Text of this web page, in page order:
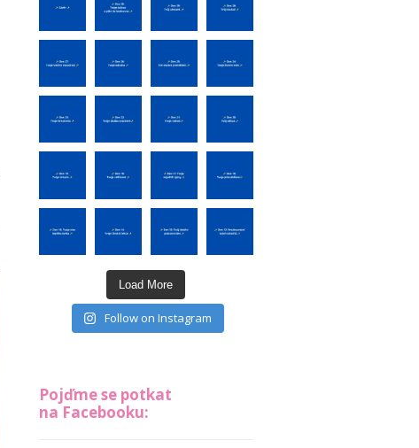
Load More
Follow on Instagram
Pojďme se potkat
na Facebooku: